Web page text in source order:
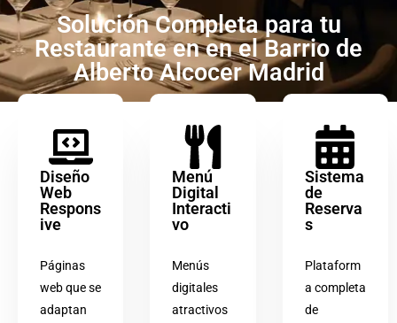
Solución Completa para tu
Restaurante en en el Barrio de
Alberto Alcocer Madrid
Diseño
Web
Respons
ive
Páginas
web que se
adaptan
Menú
Digital
Interacti
vo
Menús
digitales
atractivos
Sistema
de
Reserva
s
Plataform
a completa
de